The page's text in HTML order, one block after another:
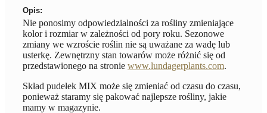
Opis:
Nie ponosimy odpowiedzialności za rośliny zmieniające
kolor i rozmiar w zależności od pory roku. Sezonowe
zmiany we wzroście roślin nie są uważane za wadę lub
usterkę. Zewnętrzny stan towarów może różnić się od
przedstawionego na stronie www.lundagerplants.com.
Skład pudełek MIX może się zmieniać od czasu do czasu,
ponieważ staramy się pakować najlepsze rośliny, jakie
mamy w magazynie.